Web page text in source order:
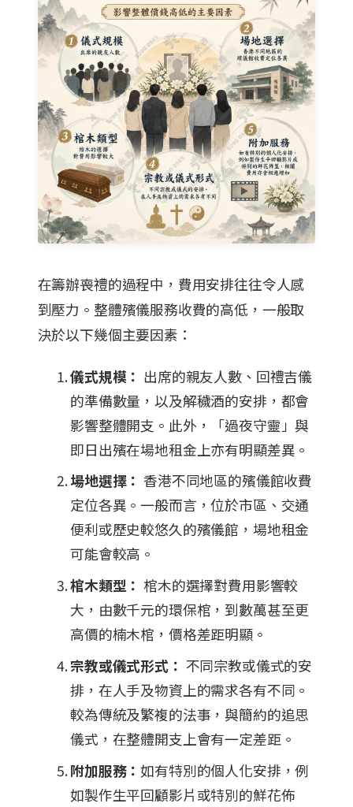
在籌辦喪禮的過程中，費用安排往往令人感
到壓力。整體殯儀服務收費的高低，一般取
決於以下幾個主要因素：
儀式規模： 出席的親友人數、回禮吉儀
的準備數量，以及解穢酒的安排，都會
影響整體開支。此外，「過夜守靈」與
即日出殯在場地租金上亦有明顯差異。
場地選擇： 香港不同地區的殯儀館收費
定位各異。一般而言，位於市區、交通
便利或歷史較悠久的殯儀館，場地租金
可能會較高。
棺木類型： 棺木的選擇對費用影響較
大，由數千元的環保棺，到數萬甚至更
高價的楠木棺，價格差距明顯。
宗教或儀式形式： 不同宗教或儀式的安
排，在人手及物資上的需求各有不同。
較為傳統及繁複的法事，與簡約的追思
儀式，在整體開支上會有一定差距。
附加服務：如有特別的個人化安排，例
如製作生平回顧影片或特別的鮮花佈